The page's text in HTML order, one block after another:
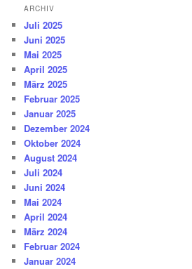
ARCHIV
Juli 2025
Juni 2025
Mai 2025
April 2025
März 2025
Februar 2025
Januar 2025
Dezember 2024
Oktober 2024
August 2024
Juli 2024
Juni 2024
Mai 2024
April 2024
März 2024
Februar 2024
Januar 2024